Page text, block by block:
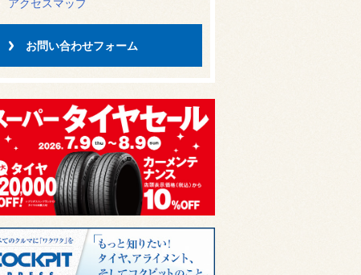
アクセスマップ
お問い合わせフォーム